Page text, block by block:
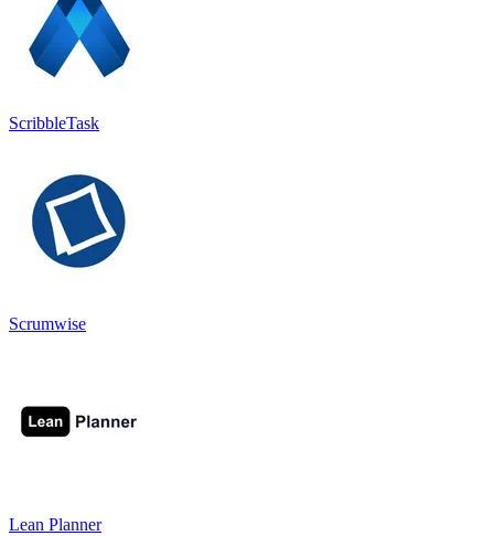
ScribbleTask
Scrumwise
Lean Planner